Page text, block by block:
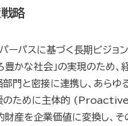
略
ーパスに基づく長期ビジョ
豊かな社会」の実現のため、
部門と密接に連携し、あらゆ
のために主体的
財産を企業価値に変換し、